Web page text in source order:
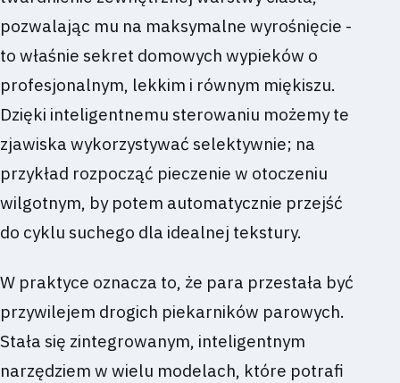
pozwalając mu na maksymalne wyrośnięcie -
to właśnie sekret domowych wypieków o
profesjonalnym, lekkim i równym miękiszu.
Dzięki inteligentnemu sterowaniu możemy te
zjawiska wykorzystywać selektywnie; na
przykład rozpocząć pieczenie w otoczeniu
wilgotnym, by potem automatycznie przejść
do cyklu suchego dla idealnej tekstury.
W praktyce oznacza to, że para przestała być
przywilejem drogich piekarników parowych.
Stała się zintegrowanym, inteligentnym
narzędziem w wielu modelach, które potrafi